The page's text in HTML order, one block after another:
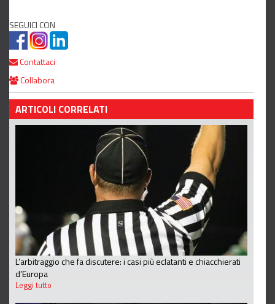
SEGUICI CON
Contattaci
Collabora
ARTICOLI CORRELATI
L’arbitraggio che fa discutere: i casi più eclatanti e chiacchierati
d’Europa
Leggi tutto